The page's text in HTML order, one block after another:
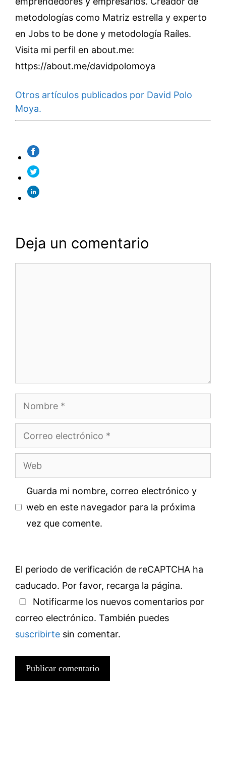
metodologías como Matriz estrella y experto
en Jobs to be done y metodología Raíles.
Visita mi perfil en about.me:
https://about.me/davidpolomoya
Otros artículos publicados por David Polo
Moya.
Deja un comentario
Nombre
Correo
electrónico
Web
Guarda mi nombre, correo electrónico y
web en este navegador para la próxima
vez que comente.
El periodo de verificación de reCAPTCHA ha
caducado. Por favor, recarga la página.
Notificarme los nuevos comentarios por
correo electrónico. También puedes
suscribirte sin comentar.